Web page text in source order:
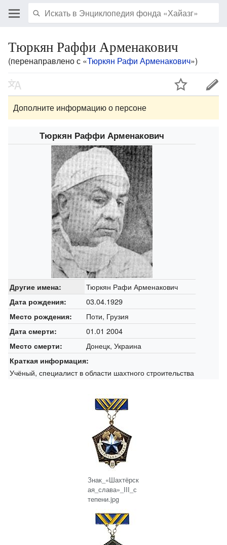
Тюркян Раффи Арменакович
(перенаправлено с «Тюркян Рафи Арменакович»)
Дополните информацию о персоне
Тюркян Раффи Арменакович
Другие имена: Тюркян Рафи Арменакович
Дата рождения: 03.04.1929
Место рождения: Поти, Грузия
Дата смерти: 01.01 2004
Место смерти: Донецк, Украина
Краткая информация:
Учёный, специалист в области шахтного строительства
Знак_«Шахтёрск
ая_слава»_III_с
тепени.jpg